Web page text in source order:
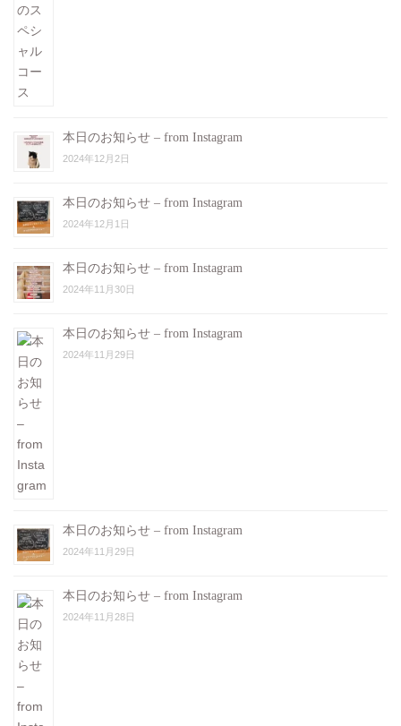
本日のお知らせ – from Instagram
2024年12月2日
本日のお知らせ – from Instagram
2024年12月1日
本日のお知らせ – from Instagram
2024年11月30日
本日のお知らせ – from Instagram
2024年11月29日
本日のお知らせ – from Instagram
2024年11月29日
本日のお知らせ – from Instagram
2024年11月28日